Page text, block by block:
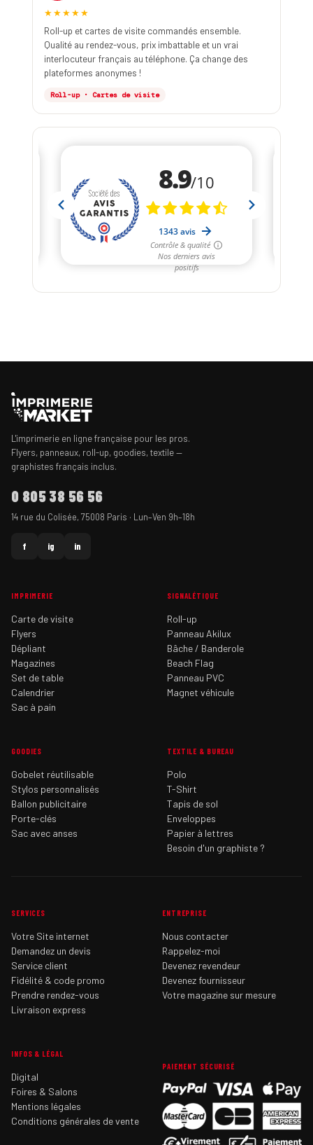
★★★★★
Roll-up et cartes de visite commandés ensemble.
Qualité au rendez-vous, prix imbattable et un vrai
interlocuteur français au téléphone. Ça change des
plateformes anonymes !
Roll-up · Cartes de visite
L'imprimerie en ligne française pour les pros.
Flyers, panneaux, roll-up, goodies, textile —
graphistes français inclus.
0 805 38 56 56
14 rue du Colisée, 75008 Paris · Lun–Ven 9h–18h
f ig in
IMPRIMERIE
Carte de visite
Flyers
Dépliant
Magazines
Set de table
Calendrier
Sac à pain
SIGNALÉTIQUE
Roll-up
Panneau Akilux
Bâche / Banderole
Beach Flag
Panneau PVC
Magnet véhicule
GOODIES
Gobelet réutilisable
Stylos personnalisés
Ballon publicitaire
Porte-clés
Sac avec anses
TEXTILE & BUREAU
Polo
T-Shirt
Tapis de sol
Enveloppes
Papier à lettres
Besoin d'un graphiste ?
SERVICES
Votre Site internet
Demandez un devis
Service client
Fidélité & code promo
Prendre rendez-vous
Livraison express
ENTREPRISE
Nous contacter
Rappelez-moi
Devenez revendeur
Devenez fournisseur
Votre magazine sur mesure
INFOS & LÉGAL
Digital
Foires & Salons
Mentions légales
Conditions générales de vente
PAIEMENT SÉCURISÉ